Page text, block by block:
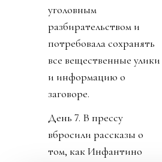
уголовным
разбирательством и
потребовала сохранять
все вещественные улики
и информацию о
заговоре.
День 7. В прессу
вбросили рассказы о
том, как Инфантино